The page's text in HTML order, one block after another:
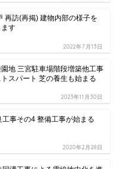
再訪(再掲) 建物内部の様子を
す
2022年7月13日
地 三宮駐車場階段増築他工事
スパート 芝の養生も始まる
2023年11月30日
事その4 整備工事が始まる
2020年2月28日